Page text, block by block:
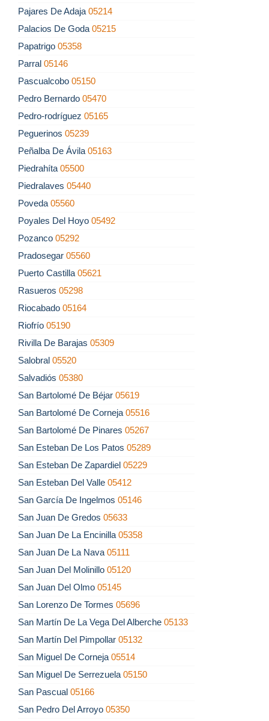
Pajares De Adaja 05214
Palacios De Goda 05215
Papatrigo 05358
Parral 05146
Pascualcobo 05150
Pedro Bernardo 05470
Pedro-rodríguez 05165
Peguerinos 05239
Peñalba De Ávila 05163
Piedrahíta 05500
Piedralaves 05440
Poveda 05560
Poyales Del Hoyo 05492
Pozanco 05292
Pradosegar 05560
Puerto Castilla 05621
Rasueros 05298
Riocabado 05164
Riofrío 05190
Rivilla De Barajas 05309
Salobral 05520
Salvadiós 05380
San Bartolomé De Béjar 05619
San Bartolomé De Corneja 05516
San Bartolomé De Pinares 05267
San Esteban De Los Patos 05289
San Esteban De Zapardiel 05229
San Esteban Del Valle 05412
San García De Ingelmos 05146
San Juan De Gredos 05633
San Juan De La Encinilla 05358
San Juan De La Nava 05111
San Juan Del Molinillo 05120
San Juan Del Olmo 05145
San Lorenzo De Tormes 05696
San Martín De La Vega Del Alberche 05133
San Martín Del Pimpollar 05132
San Miguel De Corneja 05514
San Miguel De Serrezuela 05150
San Pascual 05166
San Pedro Del Arroyo 05350